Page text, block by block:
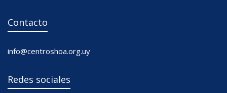
Contacto
info@centroshoa.org.uy
Redes sociales